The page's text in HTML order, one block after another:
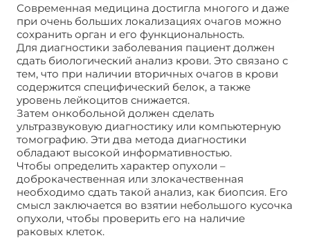
Современная медицина достигла многого и даже
при очень больших локализациях очагов можно
сохранить орган и его функциональность.
Для диагностики заболевания пациент должен
сдать биологический анализ крови. Это связано с
тем, что при наличии вторичных очагов в крови
содержится специфический белок, а также
уровень лейкоцитов снижается.
Затем онкобольной должен сделать
ультразвуковую диагностику или компьютерную
томографию. Эти два метода диагностики
обладают высокой информативностью.
Чтобы определить характер опухоли –
доброкачественная или злокачественная
необходимо сдать такой анализ, как биопсия. Его
смысл заключается во взятии небольшого кусочка
опухоли, чтобы проверить его на наличие
раковых клеток.